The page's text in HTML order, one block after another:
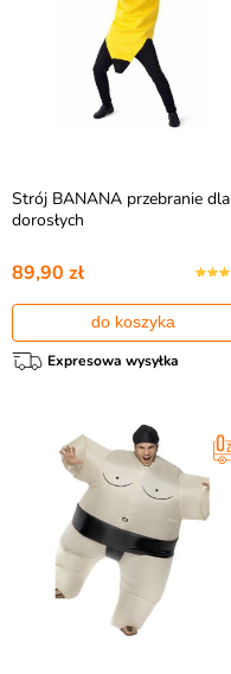
Strój BANANA przebranie dla
dorosłych
89,90 zł
do koszyka
Expresowa wysyłka